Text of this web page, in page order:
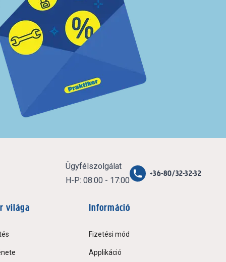
Ügyfélszolgálat
H-P: 08:00 - 17:00
+36-80/32-32-32
világa Információ
Fizetési mód
Applikáció